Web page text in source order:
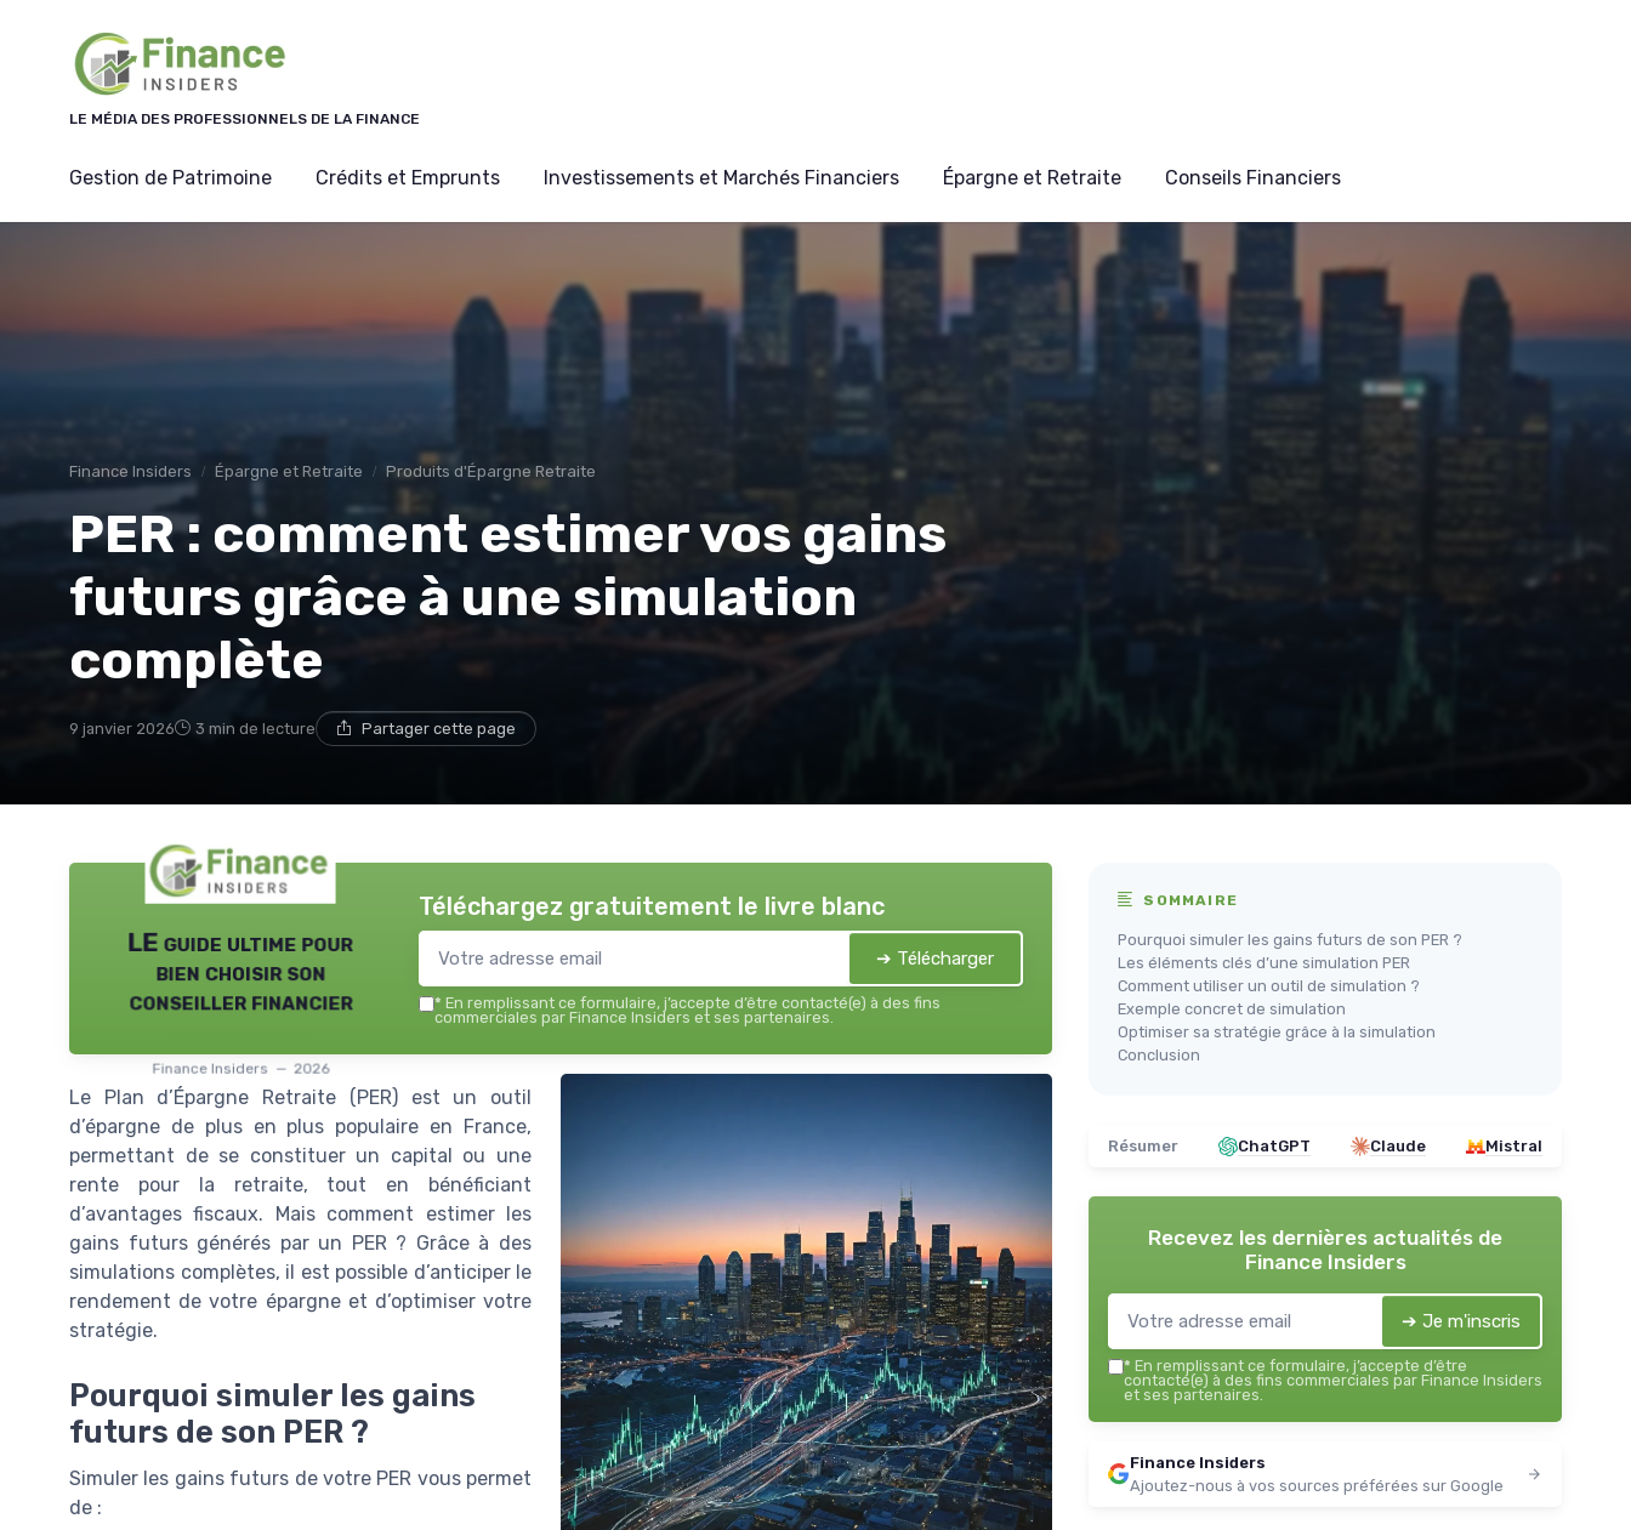
LE MÉDIA DES PROFESSIONNELS DE LA FINANCE
Gestion de Patrimoine Crédits et Emprunts Investissements et Marchés Financiers Épargne et Retraite Conseils Financiers
Finance Insiders Épargne et Retraite Produits d'Épargne Retraite
PER : comment estimer vos gains
futurs grâce à une simulation
complète
9 janvier 2026 3 min de lecture Partager cette page
LE guide ultime pour
bien choisir son
conseiller financier
Finance Insiders — 2026
Téléchargez gratuitement le livre blanc
➔ Télécharger
* En remplissant ce formulaire, j’accepte d’être contacté(e) à des fins
commerciales par Finance Insiders et ses partenaires.
Le Plan d’Épargne Retraite (PER) est un outil
d’épargne de plus en plus populaire en France,
permettant de se constituer un capital ou une
rente pour la retraite, tout en bénéficiant
d’avantages fiscaux. Mais comment estimer les
gains futurs générés par un PER ? Grâce à des
simulations complètes, il est possible d’anticiper le
rendement de votre épargne et d’optimiser votre
stratégie.
Pourquoi simuler les gains
futurs de son PER ?
Simuler les gains futurs de votre PER vous permet
de :
SOMMAIRE
Pourquoi simuler les gains futurs de son PER ?
Les éléments clés d’une simulation PER
Comment utiliser un outil de simulation ?
Exemple concret de simulation
Optimiser sa stratégie grâce à la simulation
Conclusion
Résumer ChatGPT Claude Mistral
Recevez les dernières actualités de
Finance Insiders
➔ Je m'inscris
* En remplissant ce formulaire, j’accepte d’être
contacté(e) à des fins commerciales par Finance Insiders
et ses partenaires.
Finance Insiders
Ajoutez-nous à vos sources préférées sur Google